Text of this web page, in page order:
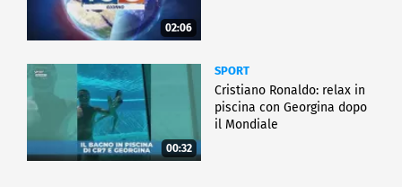
02:06
00:32
SPORT
Cristiano Ronaldo: relax in
piscina con Georgina dopo
il Mondiale